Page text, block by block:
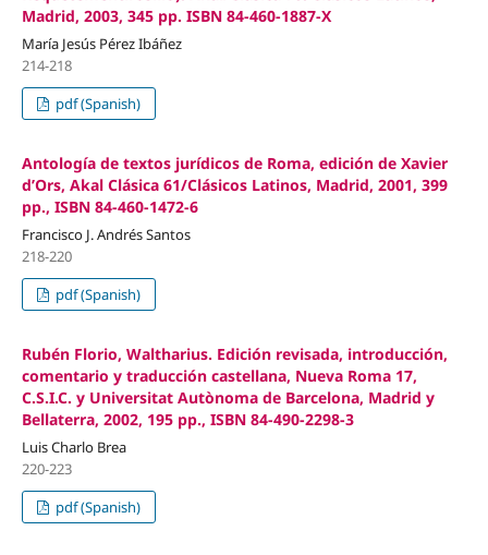
Madrid, 2003, 345 pp. ISBN 84-460-1887-X
María Jesús Pérez Ibáñez
214-218
pdf (Spanish)
Antología de textos jurídicos de Roma, edición de Xavier
d’Ors, Akal Clásica 61/Clásicos Latinos, Madrid, 2001, 399
pp., ISBN 84-460-1472-6
Francisco J. Andrés Santos
218-220
pdf (Spanish)
Rubén Florio, Waltharius. Edición revisada, introducción,
comentario y traducción castellana, Nueva Roma 17,
C.S.I.C. y Universitat Autònoma de Barcelona, Madrid y
Bellaterra, 2002, 195 pp., ISBN 84-490-2298-3
Luis Charlo Brea
220-223
pdf (Spanish)